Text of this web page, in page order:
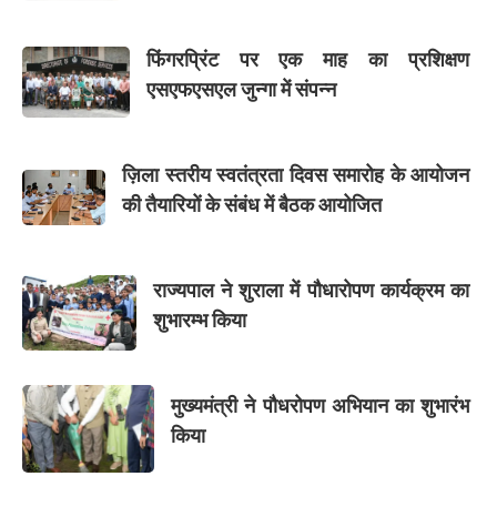
फिंगरप्रिंट पर एक माह का प्रशिक्षण
एसएफएसएल जुन्गा में संपन्न
ज़िला स्तरीय स्वतंत्रता दिवस समारोह के आयोजन
की तैयारियों के संबंध में बैठक आयोजित
राज्यपाल ने शुराला में पौधारोपण कार्यक्रम का
शुभारम्भ किया
मुख्यमंत्री ने पौधरोपण अभियान का शुभारंभ
किया